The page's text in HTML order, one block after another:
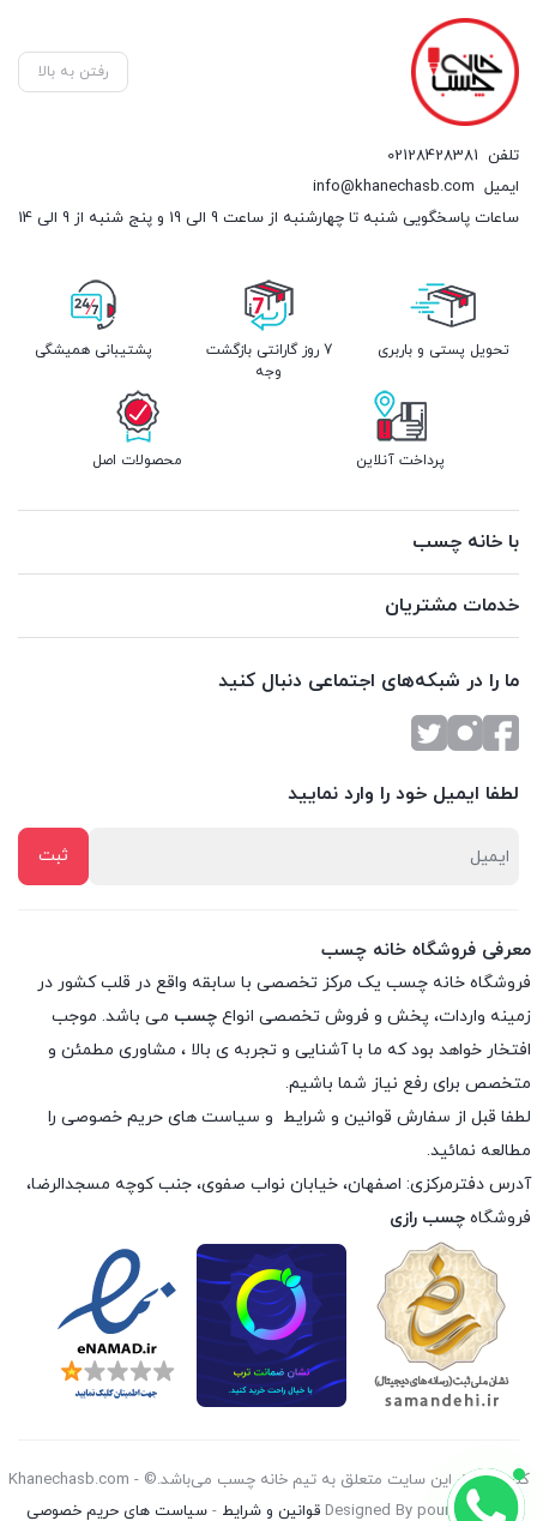
رفتن به بالا
تلفن 02128428381
ایمیل info@khanechasb.com
ساعات پاسخگویی شنبه تا چهارشنبه از ساعت 9 الی 19 و پنج شنبه از 9 الی 14
تحویل پستی و باربری
7 روز گارانتی بازگشت
وجه
پشتیبانی همیشگی
پرداخت آنلاین محصولات اصل
با خانه چسب
خدمات مشتریان
ما را در شبکه‌های اجتماعی دنبال کنید
لطفا ایمیل خود را وارد نمایید
معرفی فروشگاه خانه چسب
فروشگاه خانه چسب یک مرکز تخصصی با سابقه واقع در قلب کشور در
زمینه واردات، پخش و فروش تخصصی انواع چسب می باشد. موجب
افتخار خواهد بود که ما با آشنایی و تجربه ی بالا ، مشاوری مطمئن و
متخصص برای رفع نیاز شما باشیم.
لطفا قبل از سفارش قوانین و شرایط و سیاست های حریم خصوصی را
مطالعه نمائید.
آدرس دفترمرکزی: اصفهان، خیابان نواب صفوی، جنب کوچه مسجدالرضا،
فروشگاه چسب رازی
کليه حقوق اين سايت متعلق به تیم خانه چسب می‌باشد.© Khanechasb.com -
Designed By pouryan 2026 قوانین و شرایط - سیاست های حریم خصوصی